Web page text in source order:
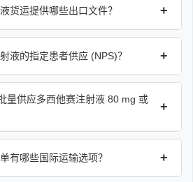
货运提供哪些出口文件？ +
液的指定患者供应 (NPS)？ +
量供应多西他赛注射液 80 mg 或
+
有哪些国际运输选项？ +